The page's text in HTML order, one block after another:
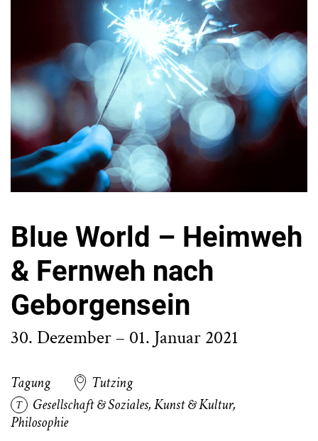
Blue World – Heimweh
& Fernweh nach
Geborgensein
30. Dezember – 01. Januar 2021
Tagung
Tutzing
Gesellschaft & Soziales,Kunst & Kultur,
Philosophie